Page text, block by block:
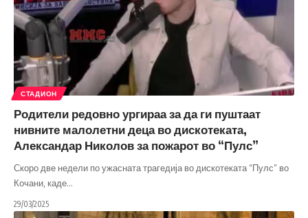
СТАДИОН
Родители редовно ургираа за да ги пуштаат
нивните малолетни деца во дискотеката,
Александар Николов за пожарот во “Пулс”
Скоро две недели по ужасната трагедија во дискотеката “Пулс” во
Кочани, каде…
29/03/2025